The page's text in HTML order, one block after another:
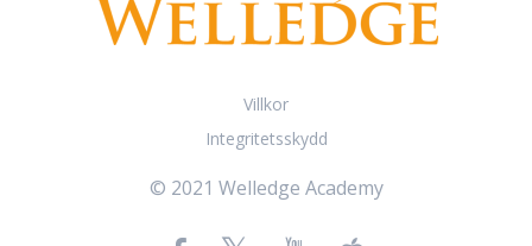
Villkor
Integritetsskydd
© 2021 Welledge Academy